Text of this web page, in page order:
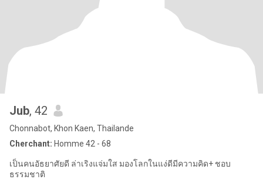
Jub, 42
Chonnabot, Khon Kaen, Thailande
Cherchant: Homme 42 - 68
เป็นคนอัธยาศัยดี ล่าเริงแจ่มใส มองโลกในแง่ดีมีความคิด+ ชอบ
ธรรมชาติ